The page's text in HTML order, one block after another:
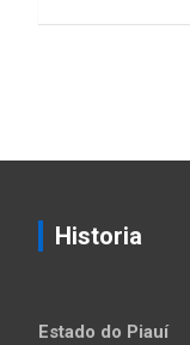
Historia
Estado do Piauí